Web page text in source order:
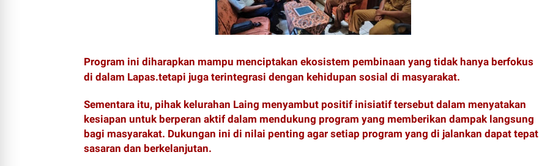
Program ini diharapkan mampu menciptakan ekosistem pembinaan yang tidak hanya berfokus
di dalam Lapas.tetapi juga terintegrasi dengan kehidupan sosial di masyarakat.
Sementara itu, pihak kelurahan Laing menyambut positif inisiatif tersebut dalam menyatakan
kesiapan untuk berperan aktif dalam mendukung program yang memberikan dampak langsung
bagi masyarakat. Dukungan ini di nilai penting agar setiap program yang di jalankan dapat tepat
sasaran dan berkelanjutan.